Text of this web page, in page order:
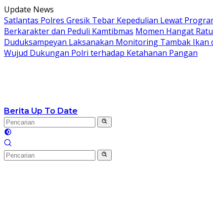
Langsung
ke
konten
Update News
Satlantas Polres Gresik Tebar Kepedulian Lewat
Berkarakter dan Peduli Kamtibmas Momen Hangat
Duduksampeyan Laksanakan Monitoring Tambak
Wujud Dukungan Polri terhadap Ketahanan Pangan
Berita Up To Date